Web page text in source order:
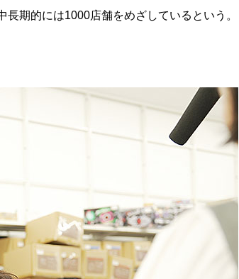
期的には1000店舗をめざしているという。